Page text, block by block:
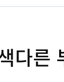
다른